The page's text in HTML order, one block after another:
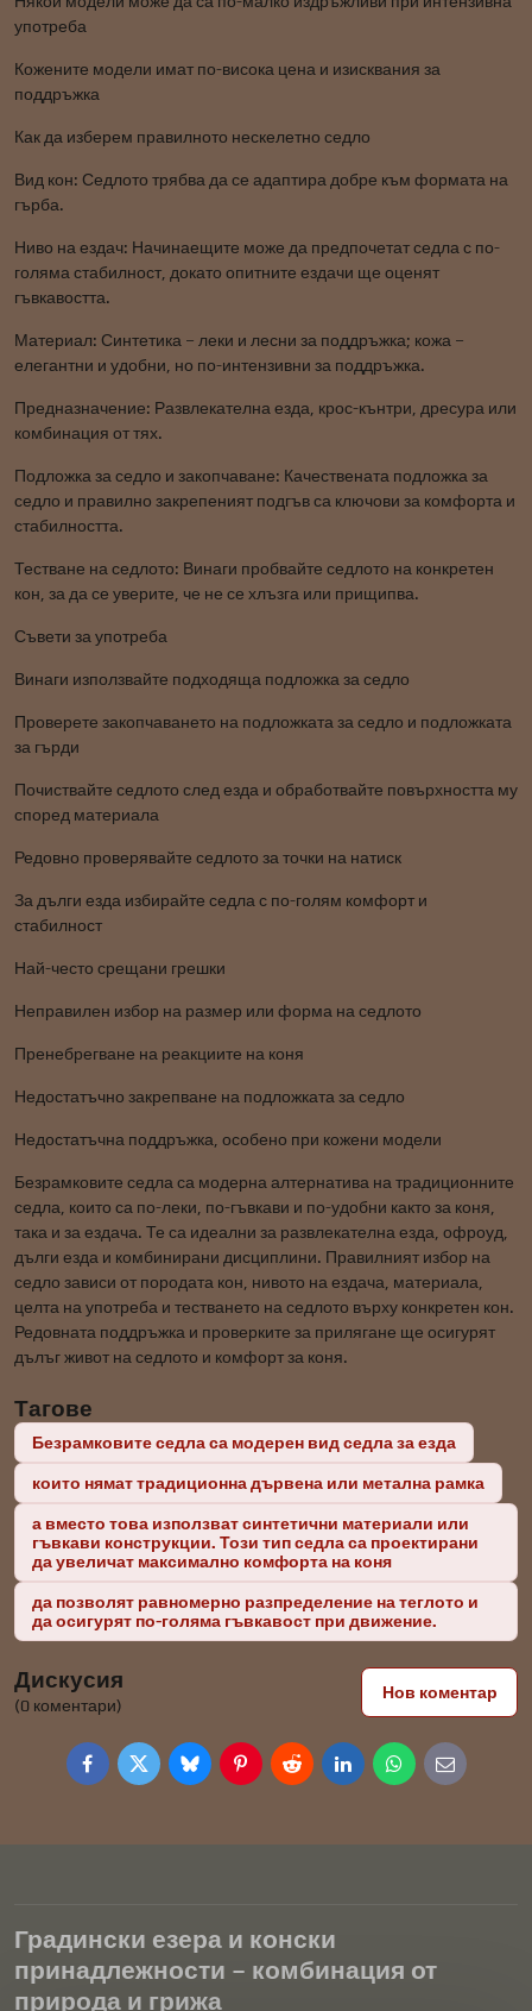
употреба
Кожените модели имат по-висока цена и изисквания за
поддръжка
Как да изберем правилното нескелетно седло
Вид кон: Седлото трябва да се адаптира добре към формата на
гърба.
Ниво на ездач: Начинаещите може да предпочетат седла с по-
голяма стабилност, докато опитните ездачи ще оценят
гъвкавостта.
Материал: Синтетика – леки и лесни за поддръжка; кожа –
елегантни и удобни, но по-интензивни за поддръжка.
Предназначение: Развлекателна езда, крос-кънтри, дресура или
комбинация от тях.
Подложка за седло и закопчаване: Качествената подложка за
седло и правилно закрепеният подгъв са ключови за комфорта и
стабилността.
Тестване на седлото: Винаги пробвайте седлото на конкретен
кон, за да се уверите, че не се хлъзга или прищипва.
Съвети за употреба
Винаги използвайте подходяща подложка за седло
Проверете закопчаването на подложката за седло и подложката
за гърди
Почиствайте седлото след езда и обработвайте повърхността му
според материала
Редовно проверявайте седлото за точки на натиск
За дълги езда избирайте седла с по-голям комфорт и
стабилност
Най-често срещани грешки
Неправилен избор на размер или форма на седлото
Пренебрегване на реакциите на коня
Недостатъчно закрепване на подложката за седло
Недостатъчна поддръжка, особено при кожени модели
Безрамковите седла са модерна алтернатива на традиционните
седла, които са по-леки, по-гъвкави и по-удобни както за коня,
така и за ездача. Те са идеални за развлекателна езда, офроуд,
дълги езда и комбинирани дисциплини. Правилният избор на
седло зависи от породата кон, нивото на ездача, материала,
целта на употреба и тестването на седлото върху конкретен кон.
Редовната поддръжка и проверките за прилягане ще осигурят
дълъг живот на седлото и комфорт за коня.
Тагове
Безрамковите седла са модерен вид седла за езда
които нямат традиционна дървена или метална рамка
а вместо това използват синтетични материали или
гъвкави конструкции. Този тип седла са проектирани
да увеличат максимално комфорта на коня
да позволят равномерно разпределение на теглото и
да осигурят по-голяма гъвкавост при движение.
Дискусия
(0 коментари)
Нов коментар
FacebookTwitterBlueskyPinterestRedditLinkedInWhatsApp
E-
mail
Градински езера и конски
принадлежности – комбинация от
природа и грижа